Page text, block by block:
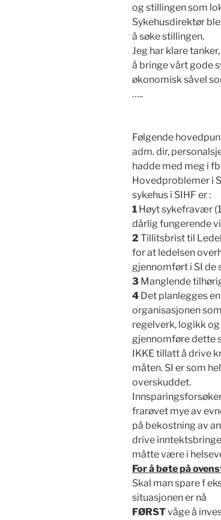
og stillingen som
Sykehusdirektør
å søke stillingen.
Jeg har klare
å bringe vårt gode
økonomisk såvel
…..
Følgende
adm. dir,
hadde med meg i
Hovedproblemer i
sykehus i SIHF er :
1 Høyt sykefravær
dårlig fungerende
2 Tillitsbrist til
for at ledelsen
gjennomført i SI de
3 Manglende
4 Det planlegges
organisasjonen
regelverk, logikk
gjennomføre dette
IKKE tillatt å drive
måten. SI er som
overskuddet.
frarøvet mye av
på bekostning av
drive
måtte være i
For å bøte på
Skal man spare f
situasjonen er nå
FØRSTvåge å